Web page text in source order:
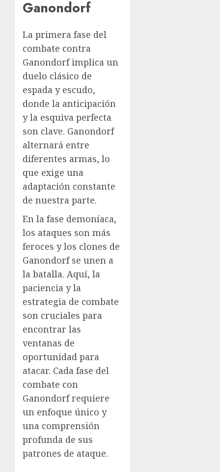
Ganondorf
La primera fase del
combate contra
Ganondorf implica un
duelo clásico de
espada y escudo,
donde la anticipación
y la esquiva perfecta
son clave. Ganondorf
alternará entre
diferentes armas, lo
que exige una
adaptación constante
de nuestra parte.
En la fase demoníaca,
los ataques son más
feroces y los clones de
Ganondorf se unen a
la batalla. Aquí, la
paciencia y la
estrategia de combate
son cruciales para
encontrar las
ventanas de
oportunidad para
atacar. Cada fase del
combate con
Ganondorf requiere
un enfoque único y
una comprensión
profunda de sus
patrones de ataque.